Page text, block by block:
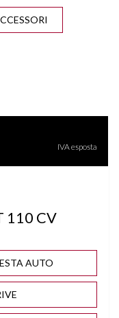
AUTO
ACCESSORI
IVA esposta
110 CV
AUTO